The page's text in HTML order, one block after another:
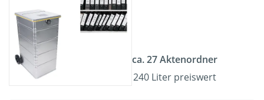
ca. 27 Aktenordner
240 Liter preiswert